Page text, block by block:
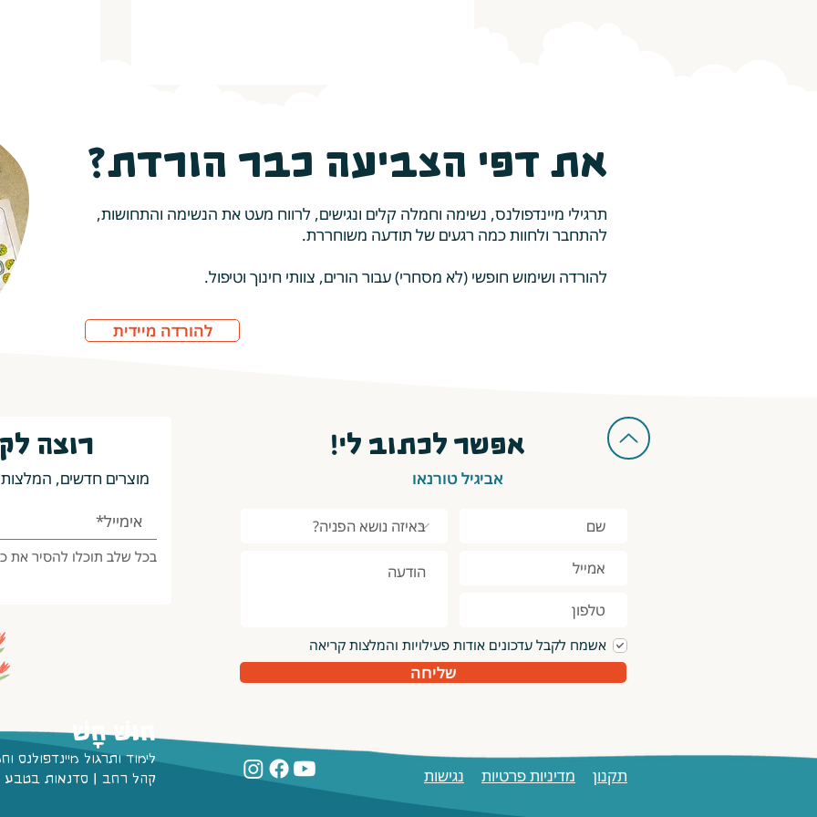
נתינה
את דפי הצביעה כבר הורדת?
תרגילי מיינדפולנס, נשימה וחמלה קלים ונגישים, לרווח מעט את הנשימה והתחושות,
להתחבר ולחוות כמה רגעים של תודעה משוחררת.
להורדה ושימוש חופשי (לא מסחרי) עבור הורים, צוותי חינוך וטיפול.
להורדה מיידית
בכל שלב תוכלו להסיר את
רוצה
מוצרים חדשים,
חוּשׁ חָשׁ
לימוד ותרגול מיינדפולנס
קהל רחב | סדנאות בטבע |
אפשר לכתוב לי!
אביגיל טורנאו
אשמח לקבל עדכונים אודות פעילויות והמלצות קריאה
שליחה
נגישות מדיניות פרטיות תקנון